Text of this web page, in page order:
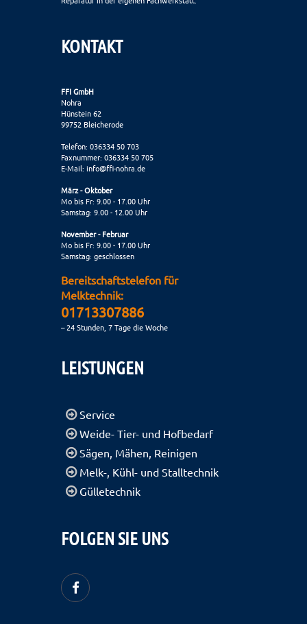
KONTAKT
FFI GmbH
Nohra
Hünstein 62
99752 Bleicherode
Telefon: 036334 50 703
Faxnummer: 036334 50 705
E-Mail: info@ffi-nohra.de
März - Oktober
Mo bis Fr: 9.00 - 17.00 Uhr
Samstag: 9.00 - 12.00 Uhr
November - Februar
Mo bis Fr: 9.00 - 17.00 Uhr
Samstag: geschlossen
Bereitschaftstelefon für
Melktechnik:
01713307886
– 24 Stunden, 7 Tage die Woche
LEISTUNGEN
Service
Weide- Tier- und Hofbedarf
Sägen, Mähen, Reinigen
Melk-, Kühl- und Stalltechnik
Gülletechnik
FOLGEN SIE UNS